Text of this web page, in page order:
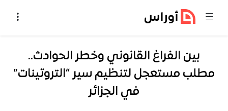
بين الفراغ القانوني وخطر الحوادث..
مطلب مستعجل لتنظيم سير “التروتينات”
في الجزائر